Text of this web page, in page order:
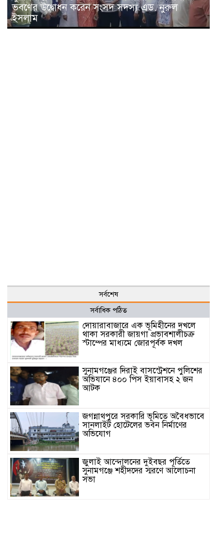
ভবণের উদ্বোধন করেন সংসদ সদস্য এড. নুরুল
ইসলাম
সর্বশেষ
সর্বাধিক পঠিত
দোয়ারাবাজারে এক ভূমিহীনের দখলে
থাকা সরকারী জায়গা প্রভাবশালীচক্র
স্টাম্পের মাধ্যমে জোরপূর্বক দখল
সুনামগঞ্জের দিরাই বাসস্ট্রেশনে পুলিশের
অভিযানে ৪০০ পিস ইয়াবাসহ ২ জন
আটক
জগন্নাথপুরে সরকারি ভূমিতে অবৈধভাবে
সানলাইট হোটেলের ভবন নির্মাণের
অভিযোগ
জুলাই আন্দোলনের দুইবছর পূর্তিতে
সুনামগঞ্জে শহীদদের স্মরণে আলোচনা
সভা